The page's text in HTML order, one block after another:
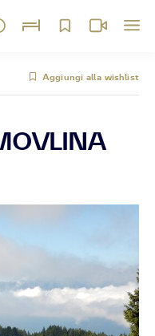
Aggiungi alla wishlist